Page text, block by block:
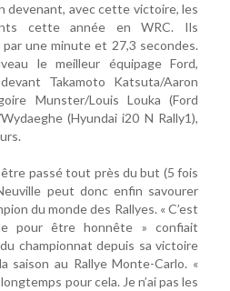
devenant, avec cette victoire, les
cette année en WRC. Ils
une minute et 27,3 secondes.
le meilleur équipage Ford,
Takamoto Katsuta/Aaron
Munster/Louis Louka (Ford
(Hyundai i20 N Rally1),
passé tout près du but (5 fois
peut donc enfin savourer
du monde des Rallyes. « C’est
pour être honnête » confiait
championnat depuis sa victoire
saison au Rallye Monte-Carlo. «
pour cela. Je n’ai pas les